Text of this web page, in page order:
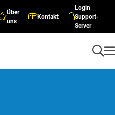
Über
uns
Kontakt
Login
Support-
Server